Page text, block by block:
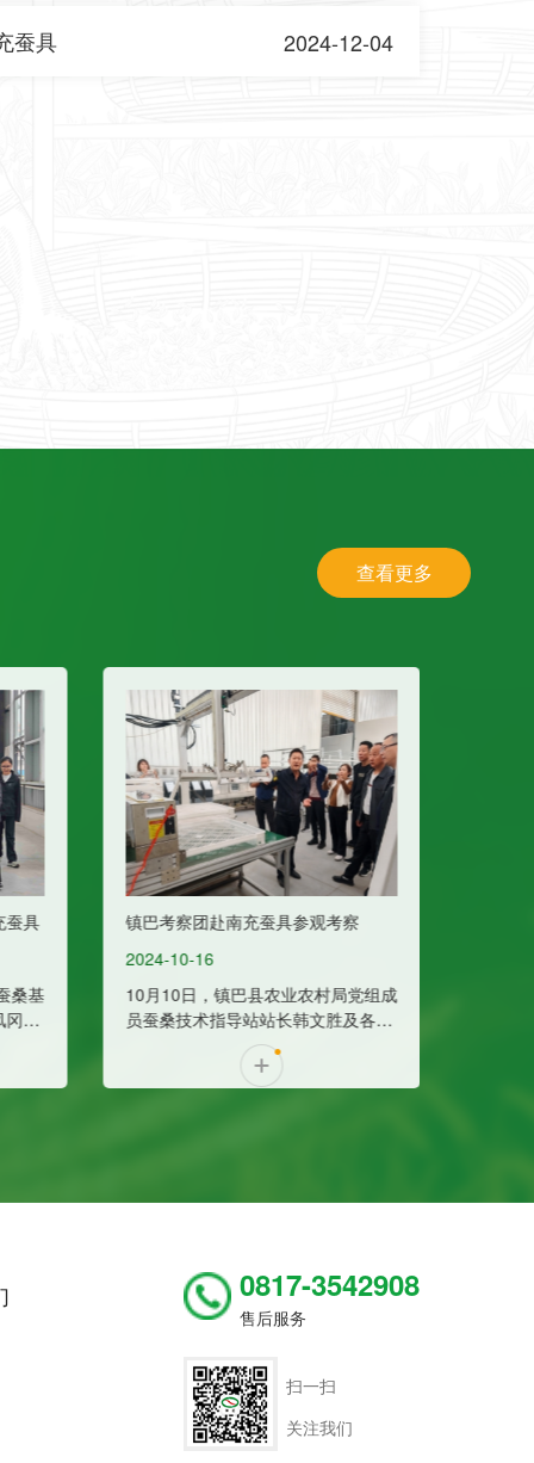
蚕具 2024-12-04
查看更多
观考察
村局党组成
文胜及各村
技术。
智能化养蚕设备！助力蚕桑产业高质
量发展
2024-10-08
0817-3542908
售后服务
扫一扫
关注我们